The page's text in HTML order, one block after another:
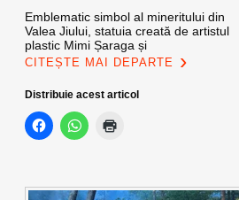
Emblematic simbol al mineritului din
Valea Jiului, statuia creată de artistul
plastic Mimi Șaraga și
CITEȘTE MAI DEPARTE
Distribuie acest articol